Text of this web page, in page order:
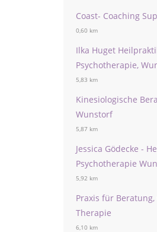
Coast- Coaching
0,60 km
Ilka Huget
Psychotherapie,
5,83 km
Kinesiologische
Wunstorf
5,87 km
Jessica Gödecke -
Psychotherapie
5,92 km
Praxis für
Therapie
6,10 km